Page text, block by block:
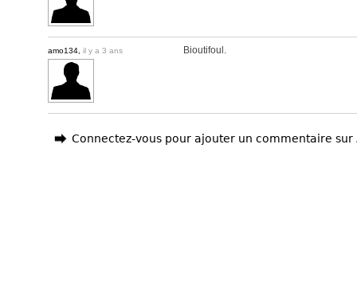
amo134, il y a 3 ans Bioutifoul.
Connectez-vous pour ajouter un commentaire sur